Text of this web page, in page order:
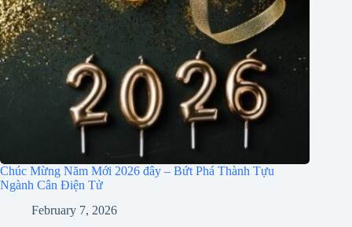
Chúc Mừng Năm Mới 2026 đây – Bứt Phá Thành Tựu
Ngành Cân Điện Tử
February 7, 2026